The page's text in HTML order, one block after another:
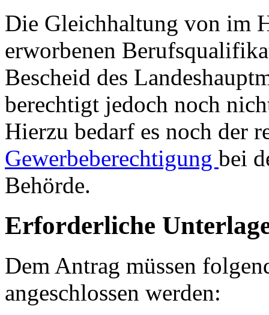
Die Gleichhaltung von im
erworbenen
Bescheid des
berechtigt jedoch noch
Hierzu bedarf es noch der
Gewerbeberechtigung bei
Behörde.
Erforderliche
Dem Antrag müssen
angeschlossen werden: